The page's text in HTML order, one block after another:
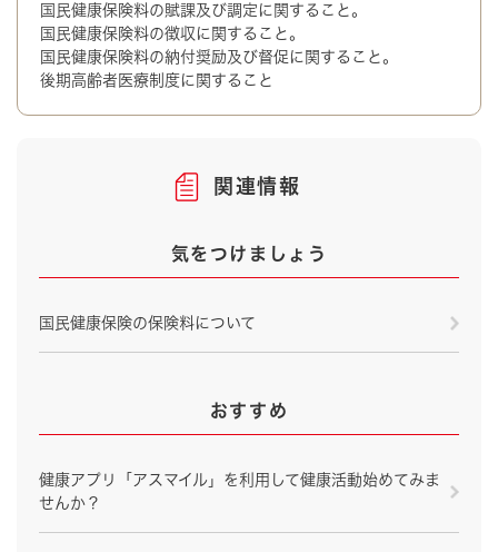
国民健康保険料の賦課及び調定に関すること。
国民健康保険料の徴収に関すること。
国民健康保険料の納付奨励及び督促に関すること。
後期高齢者医療制度に関すること
関連情報
気をつけましょう
国民健康保険の保険料について
おすすめ
健康アプリ「アスマイル」を利用して健康活動始めてみま
せんか？